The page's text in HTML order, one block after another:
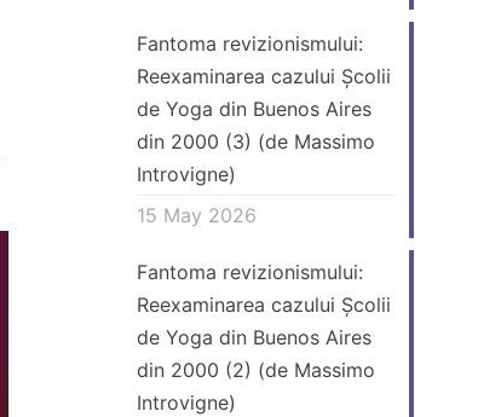
Fantoma revizionismului:
Reexaminarea cazului Școlii
de Yoga din Buenos Aires
din 2000 (3) (de Massimo
Introvigne)
15 May 2026
Fantoma revizionismului:
Reexaminarea cazului Școlii
de Yoga din Buenos Aires
din 2000 (2) (de Massimo
Introvigne)